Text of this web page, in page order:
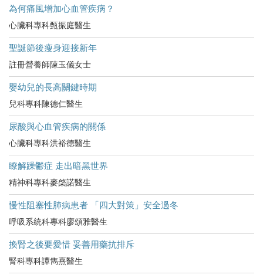
為何痛風增加心血管疾病？
心臟科專科甄振庭醫生
聖誕節後瘦身迎接新年
註冊營養師陳玉儀女士
嬰幼兒的長高關鍵時期
兒科專科陳德仁醫生
尿酸與心血管疾病的關係
心臟科專科洪裕德醫生
瞭解躁鬱症 走出暗黑世界
精神科專科麥棨諾醫生
慢性阻塞性肺病患者 「四大對策」安全過冬
呼吸系統科專科廖頌雅醫生
換腎之後要愛惜 妥善用藥抗排斥
腎科專科譚雋熹醫生